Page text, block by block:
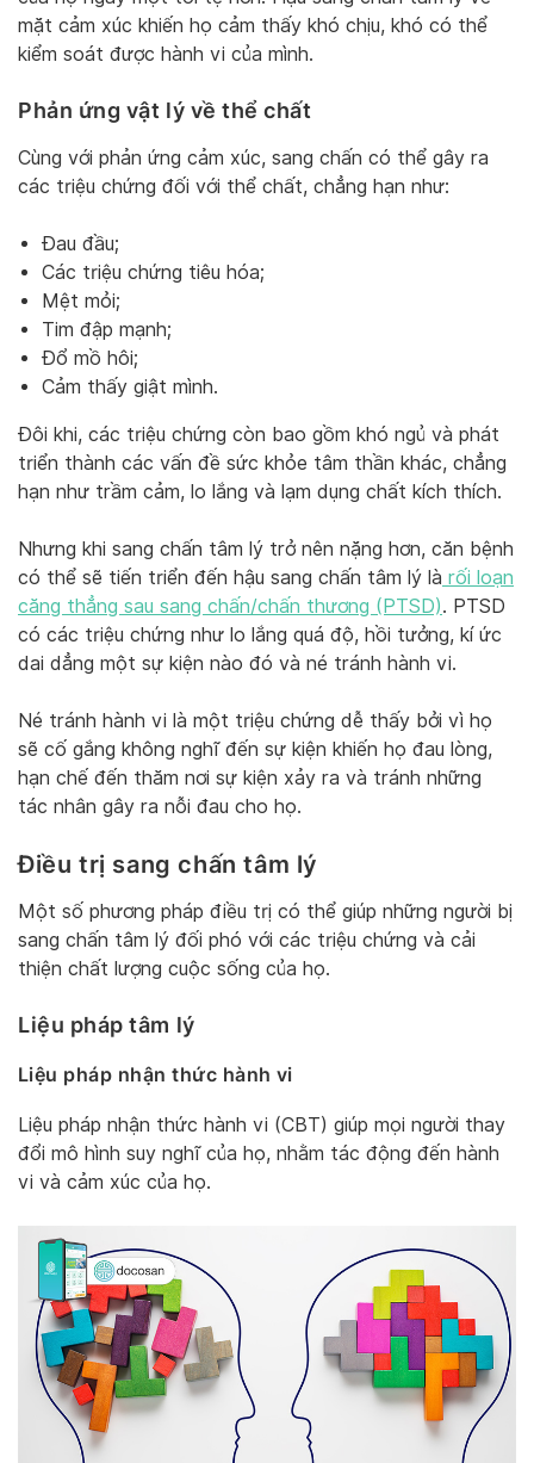
mặt cảm xúc khiến họ cảm thấy khó chịu, khó có thể
kiểm soát được hành vi của mình.
Phản ứng vật lý về thể chất
Cùng với phản ứng cảm xúc, sang chấn có thể gây ra
các triệu chứng đối với thể chất, chẳng hạn như:
Đau đầu;
Các triệu chứng tiêu hóa;
Mệt mỏi;
Tim đập mạnh;
Đổ mồ hôi;
Cảm thấy giật mình.
Đôi khi, các triệu chứng còn bao gồm khó ngủ và phát
triển thành các vấn đề sức khỏe tâm thần khác, chẳng
hạn như trầm cảm, lo lắng và lạm dụng chất kích thích.
Nhưng khi sang chấn tâm lý trở nên nặng hơn, căn bệnh
có thể sẽ tiến triển đến hậu sang chấn tâm lý là rối loạn
căng thẳng sau sang chấn/chấn thương (PTSD). PTSD
có các triệu chứng như lo lắng quá độ, hồi tưởng, kí ức
dai dẳng một sự kiện nào đó và né tránh hành vi.
Né tránh hành vi là một triệu chứng dễ thấy bởi vì họ
sẽ cố gắng không nghĩ đến sự kiện khiến họ đau lòng,
hạn chế đến thăm nơi sự kiện xảy ra và tránh những
tác nhân gây ra nỗi đau cho họ.
Điều trị sang chấn tâm lý
Một số phương pháp điều trị có thể giúp những người bị
sang chấn tâm lý đối phó với các triệu chứng và cải
thiện chất lượng cuộc sống của họ.
Liệu pháp tâm lý
Liệu pháp nhận thức hành vi
Liệu pháp nhận thức hành vi (CBT) giúp mọi người thay
đổi mô hình suy nghĩ của họ, nhằm tác động đến hành
vi và cảm xúc của họ.